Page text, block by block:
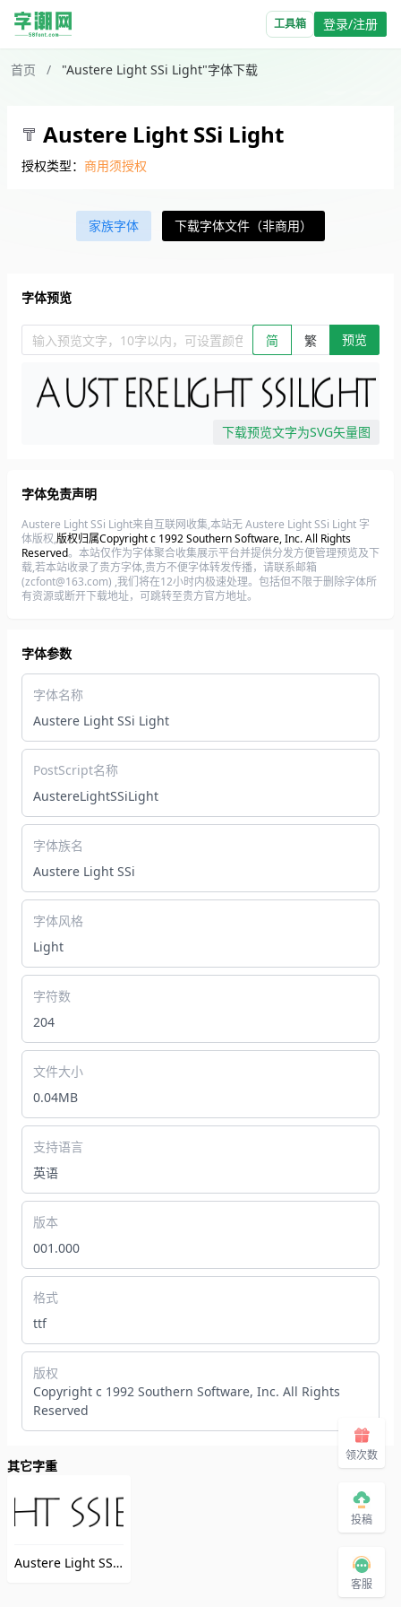
工具箱 登录/注册
首页 / "Austere Light SSi Light"字体下载
Austere Light SSi Light
授权类型： 商用须授权
家族字体 下载字体文件（非商用）
字体预览
输入预览文字，10字以内，可设置颜色、大小、简繁。回车查看效
简 繁 预览
下载预览文字为SVG矢量图
字体免责声明
Austere Light SSi Light来自互联网收集,本站无 Austere Light SSi Light 字
体版权,版权归属Copyright c 1992 Southern Software, Inc. All Rights
Reserved。本站仅作为字体聚合收集展示平台并提供分发方便管理预览及下
载,若本站收录了贵方字体,贵方不便字体转发传播，请联系邮箱
(zcfont@163.com) ,我们将在12小时内极速处理。包括但不限于删除字体所
有资源或断开下载地址，可跳转至贵方官方地址。
字体参数
字体名称
Austere Light SSi Light
PostScript名称
AustereLightSSiLight
字体族名
Austere Light SSi
字体风格
Light
字符数
204
文件大小
0.04MB
支持语言
英语
版本
001.000
格式
ttf
版权
Copyright c 1992 Southern Software, Inc. All Rights
Reserved
其它字重
Austere Light SSi Extra Light
领次数
投稿
客服